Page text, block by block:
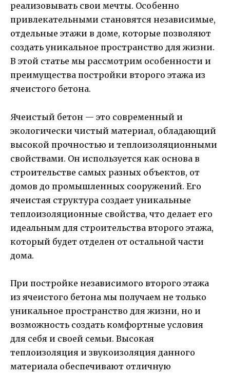
реализовывать свои мечты. Особенно
привлекательными становятся независимые,
отдельные этажи в доме, которые позволяют
создать уникальное пространство для жизни.
В этой статье мы рассмотрим особенности и
преимущества постройки второго этажа из
ячеистого бетона.
Ячеистый бетон — это современный и
экологически чистый материал, обладающий
высокой прочностью и теплоизоляционными
свойствами. Он используется как основа в
строительстве самых разных объектов, от
домов до промышленных сооружений. Его
ячеистая структура создает уникальные
теплоизоляционные свойства, что делает его
идеальным для строительства второго этажа,
который будет отделен от остальной части
дома.
При постройке независимого второго этажа
из ячеистого бетона мы получаем не только
уникальное пространство для жизни, но и
возможность создать комфортные условия
для себя и своей семьи. Высокая
теплоизоляция и звукоизоляция данного
материала обеспечивают отличную